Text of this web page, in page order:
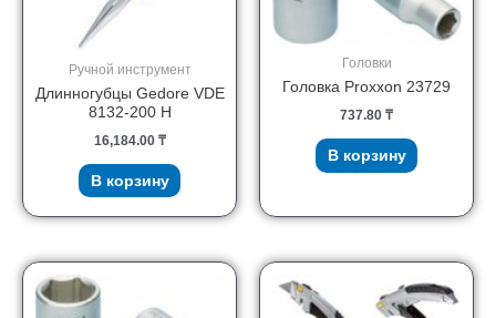
Ручной инструмент
Длинногубцы Gedore VDE
8132-200 H
16,184.00 ₸
В корзину
Головки
Головка Proxxon 23729
737.80 ₸
В корзину